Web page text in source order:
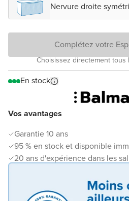
Vos avantages
Garantie 10 ans
95 % en stock et disponible
20 ans d'expérience dans les
Nervure droite
Complétez votre
Choisissez directement
En stock